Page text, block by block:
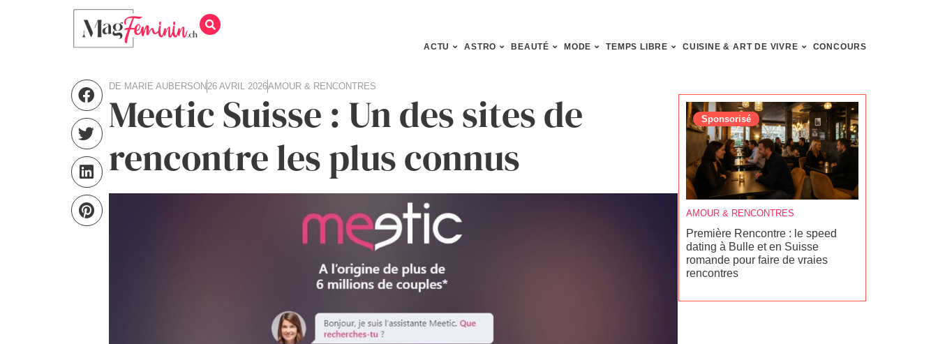
ACTU ASTRO BEAUTÉ MODE TEMPS LIBRE CUISINE & ART DE VIVRE CONCOURS
DE MARIE AUBERSON26 AVRIL 2026AMOUR & RENCONTRES
Meetic Suisse : Un des sites de
rencontre les plus connus
Sponsorisé
AMOUR & RENCONTRES
Première Rencontre : le speed
dating à Bulle et en Suisse
romande pour faire de vraies
rencontres